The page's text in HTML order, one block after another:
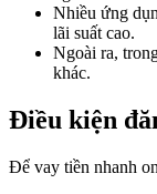
Nhiều ứng
lãi suất cao.
Ngoài ra,
khác.
Điều kiện
Để vay tiền nhanh